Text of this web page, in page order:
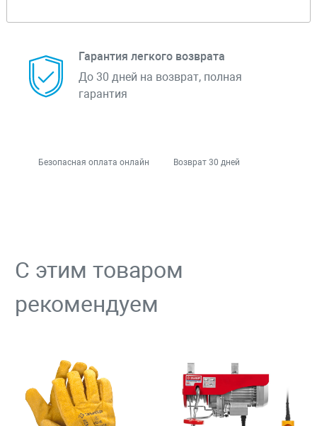
Гарантия легкого возврата
До 30 дней на возврат, полная
гарантия
Безопасная оплата онлайн Возврат 30 дней
С этим товаром
рекомендуем